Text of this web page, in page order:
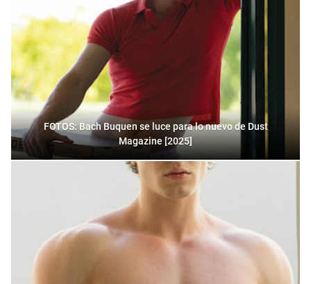
FOTOS: Bach Buquen se luce para lo nuevo de Dust
Magazine [2025]